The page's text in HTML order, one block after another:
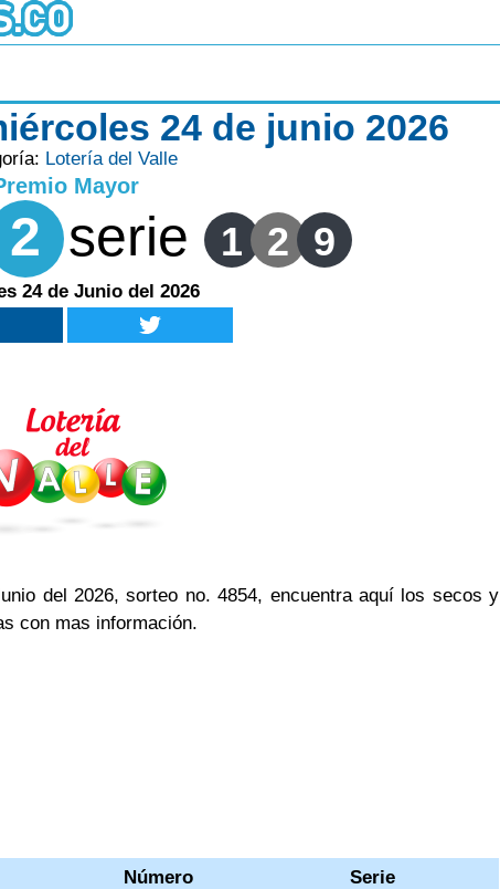
24 de junio 2026
Lotería del Valle
Mayor
2 serie 1 2 9
24 de Junio del 2026
del 2026, sorteo no. 4854, encuentra aquí los secos y
con mas información.
Número
Serie